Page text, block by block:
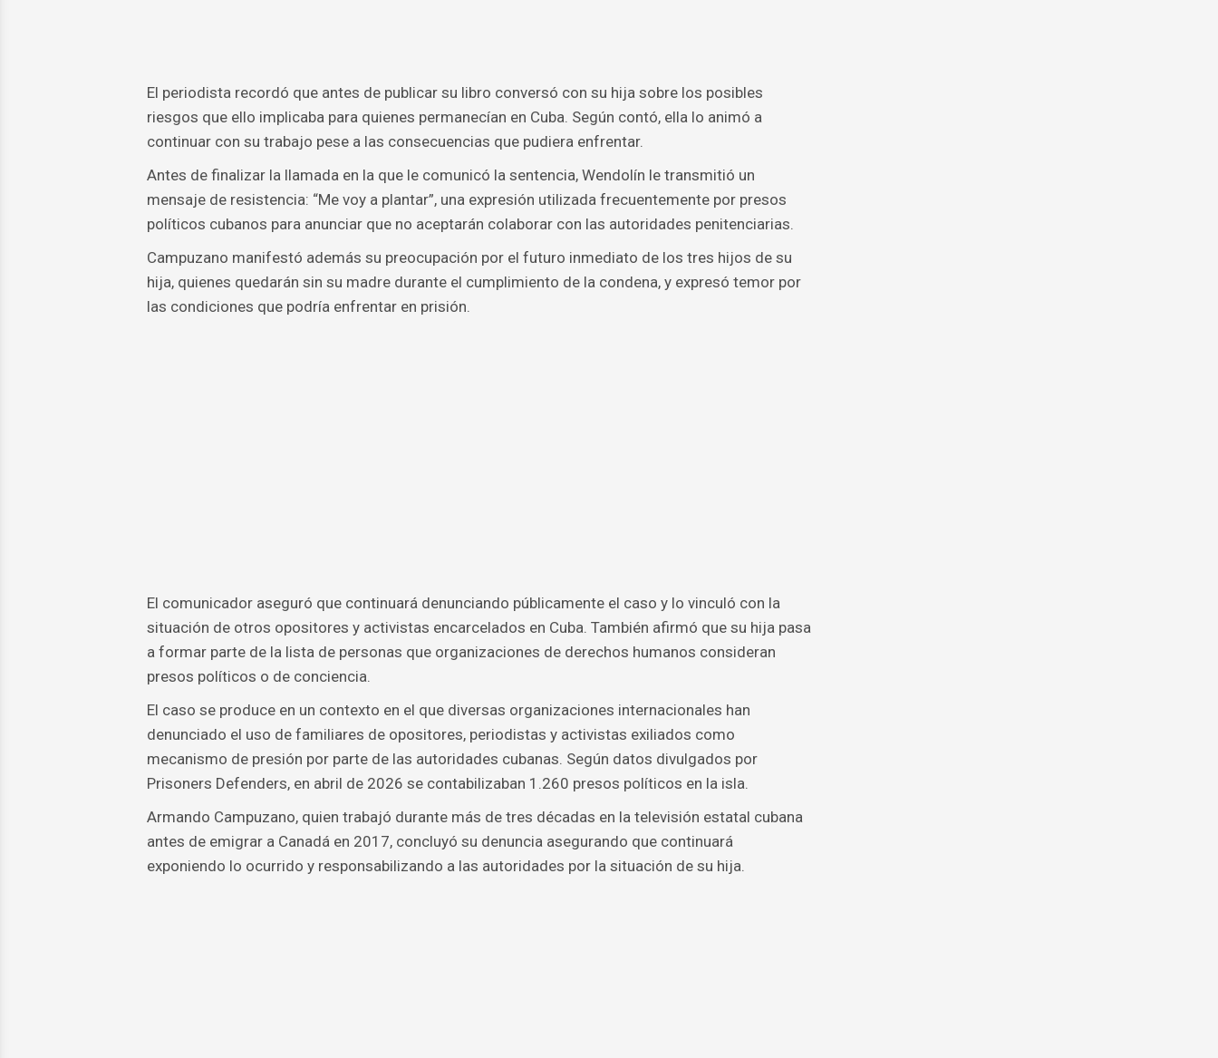
El periodista recordó que antes de publicar su libro conversó con su hija sobre los posibles
riesgos que ello implicaba para quienes permanecían en Cuba. Según contó, ella lo animó a
continuar con su trabajo pese a las consecuencias que pudiera enfrentar.
Antes de finalizar la llamada en la que le comunicó la sentencia, Wendolín le transmitió un
mensaje de resistencia: “Me voy a plantar”, una expresión utilizada frecuentemente por presos
políticos cubanos para anunciar que no aceptarán colaborar con las autoridades penitenciarias.
Campuzano manifestó además su preocupación por el futuro inmediato de los tres hijos de su
hija, quienes quedarán sin su madre durante el cumplimiento de la condena, y expresó temor por
las condiciones que podría enfrentar en prisión.
El comunicador aseguró que continuará denunciando públicamente el caso y lo vinculó con la
situación de otros opositores y activistas encarcelados en Cuba. También afirmó que su hija pasa
a formar parte de la lista de personas que organizaciones de derechos humanos consideran
presos políticos o de conciencia.
El caso se produce en un contexto en el que diversas organizaciones internacionales han
denunciado el uso de familiares de opositores, periodistas y activistas exiliados como
mecanismo de presión por parte de las autoridades cubanas. Según datos divulgados por
Prisoners Defenders, en abril de 2026 se contabilizaban 1.260 presos políticos en la isla.
Armando Campuzano, quien trabajó durante más de tres décadas en la televisión estatal cubana
antes de emigrar a Canadá en 2017, concluyó su denuncia asegurando que continuará
exponiendo lo ocurrido y responsabilizando a las autoridades por la situación de su hija.